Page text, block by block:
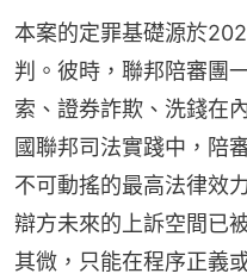
本案的定罪基礎源於
判。彼時，聯邦陪審團
索、證券詐欺、洗錢在
國聯邦司法實踐中，陪
不可動搖的最高法律效
辯方未來的上訴空間已
其微，只能在程序正義